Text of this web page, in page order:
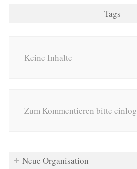
Tags
Keine Inhalte
Zum Kommentieren bitte
Neue Organisation